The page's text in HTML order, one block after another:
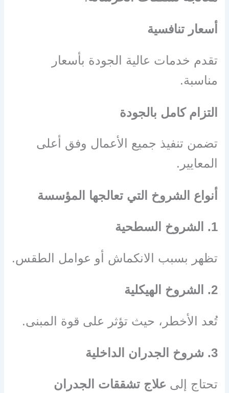
أسعار تنافسية
تقدم خدمات عالية الجودة بأسعار
مناسبة.
التزام كامل بالجودة
تضمن تنفيذ جميع الأعمال وفق أعلى
المعايير.
أنواع الشروخ التي تعالجها المؤسسة
1. الشروخ السطحية
تظهر بسبب الانكماش أو عوامل الطقس.
2. الشروخ الهيكلية
تُعد الأخطر، حيث تؤثر على قوة المبنى.
3. شروخ الجدران الداخلية
تحتاج إلى علاج تشققات الجدران